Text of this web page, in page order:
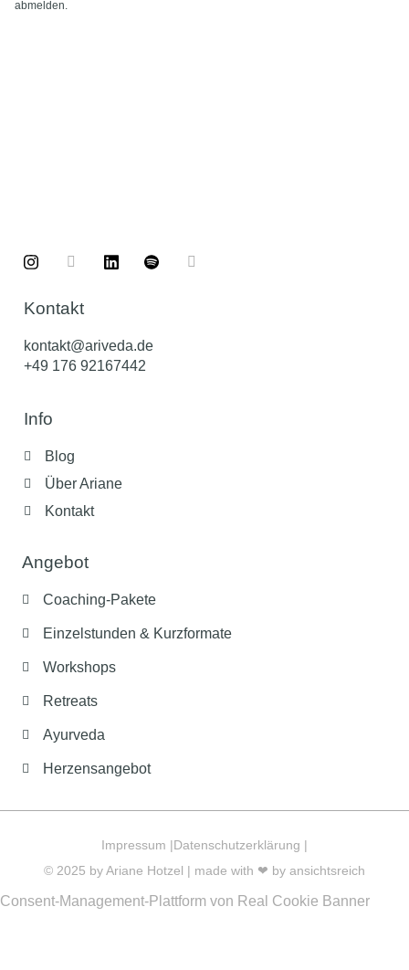
abmelden.
Kontakt
kontakt@ariveda.de
+49 176 92167442
Info
Blog
Über Ariane
Kontakt
Angebot
Coaching-Pakete
Einzelstunden & Kurzformate
Workshops
Retreats
Ayurveda
Herzensangebot
Impressum |Datenschutzerklärung |
© 2025 by Ariane Hotzel | made with ❤ by ansichtsreich
Consent-Management-Plattform von Real Cookie Banner